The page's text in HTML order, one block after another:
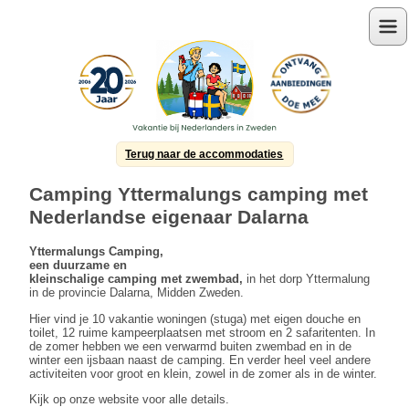
Menu
Terug naar de accommodaties
Camping Yttermalungs camping met
Nederlandse eigenaar Dalarna
Yttermalungs Camping,
een duurzame en
kleinschalige camping met zwembad, in het dorp Yttermalung
in de provincie Dalarna, Midden Zweden.
Hier vind je 10 vakantie woningen (stuga) met eigen douche en
toilet, 12 ruime kampeerplaatsen met stroom en 2 safaritenten. In
de zomer hebben we een verwarmd buiten zwembad en in de
winter een ijsbaan naast de camping. En verder heel veel andere
activiteiten voor groot en klein, zowel in de zomer als in de winter.
Kijk op onze website voor alle details.